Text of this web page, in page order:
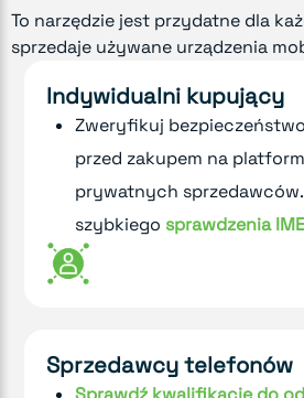
To narzędzie jest przydatne dla
sprzedaje używane urządzenia
Indywidualni kupujący
Zweryfikuj
przed zakupem na
prywatnych
szybkiego sprawdzenia
Sprzedawcy telefonów